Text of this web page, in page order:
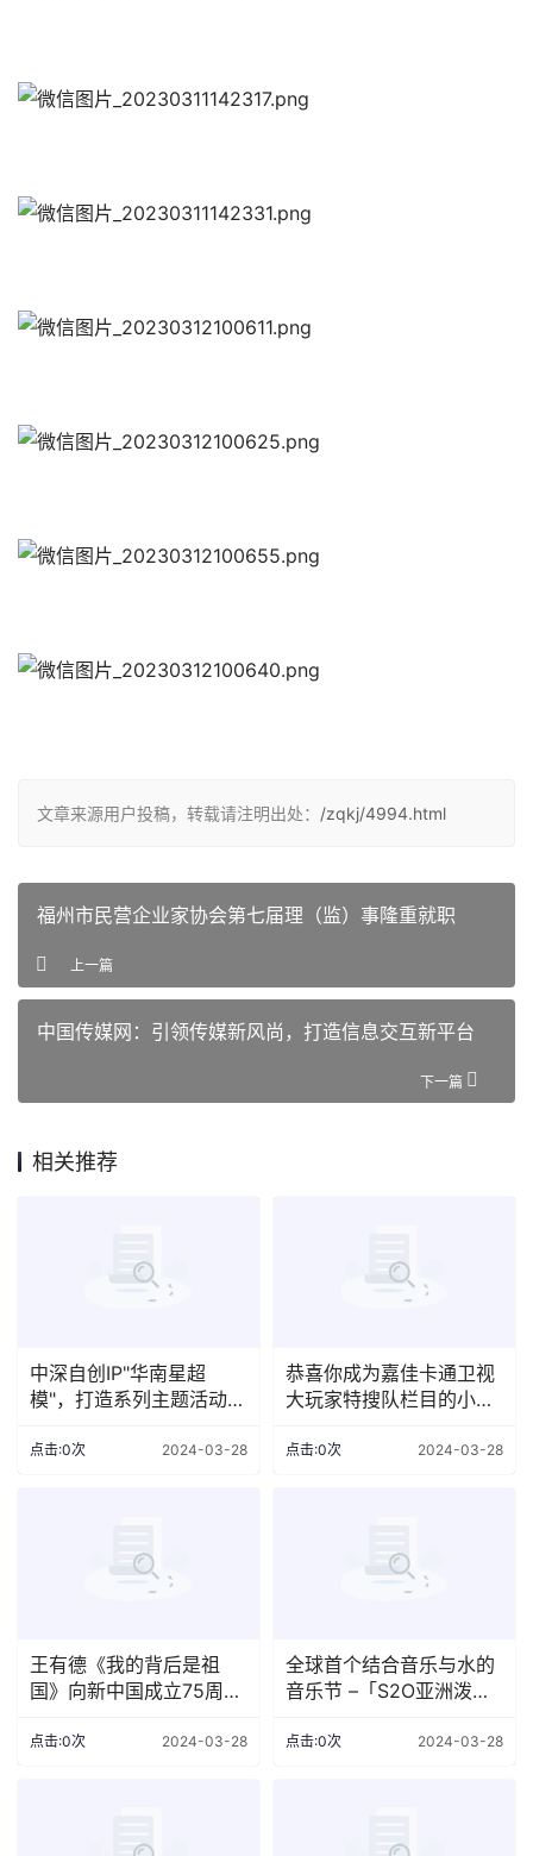
文章来源用户投稿，转载请注明出处： /zqkj/4994.html
福州市民营企业家协会第七届理（监）事隆重就职
上一篇
中国传媒网：引领传媒新风尚，打造信息交互新平台
下一篇
相关推荐
中深自创IP"华南星超
模"，打造系列主题活动助
点击:0次 2024-03-28
恭喜你成为嘉佳卡通卫视
大玩家特搜队栏目的小小
点击:0次 2024-03-28
王有德《我的背后是祖
国》向新中国成立75周年
点击:0次 2024-03-28
全球首个结合音乐与水的
音乐节 –「S2O亚洲泼水
来 约定大家6月8及9日端
点击:0次 2024-03-28